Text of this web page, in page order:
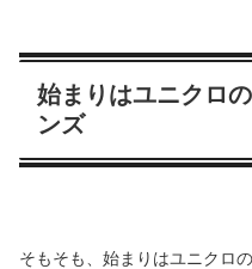
始まりはユニクロ
ンズ
そもそも、始まりはユニクロ